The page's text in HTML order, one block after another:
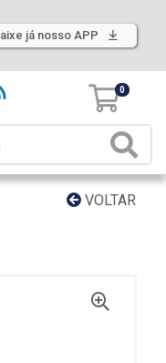
já nosso APP
0
VOLTAR